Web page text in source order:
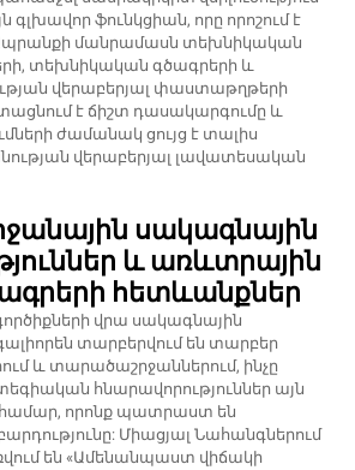
գլխավոր ֆունկցիան, որը որոշում է
մանրամասն տեխնիկական
տեխնիկական գծագրերի և
վերաբերյալ փաստաթղթերի
է ճիշտ դասակարգումը և
ժամանակ ցույց է տալիս
վերաբերյալ լավատեսական
սակագնային
և առևտրային
հետևանքներ
վրա սակագնային
տարբերվում են տարբեր
և տարածաշրջաններում, ինչը
հնարավորություններ այն
համար, որոնք պատրաստ են
Միացյալ Նահանգներում
են «Ամենանպաստ վիճակի